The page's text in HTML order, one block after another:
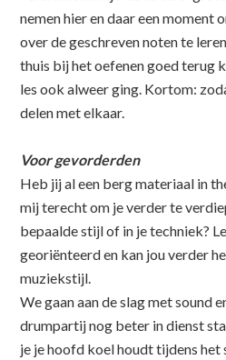
nemen hier en daar een moment
over de geschreven noten te
thuis bij het oefenen goed terug
les ook alweer ging. Kortom:
delen met elkaar.
Voor gevorderden
Heb jij al een berg materiaal in
mij terecht om je verder te
bepaalde stijl of in je techniek?
georiënteerd en kan jou verder
muziekstijl.
We gaan aan de slag met sound
drumpartij nog beter in dienst
je je hoofd koel houdt tijdens het